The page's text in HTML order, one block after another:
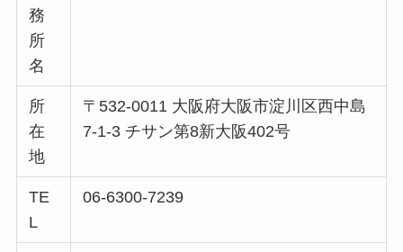
務
所
名
所
在
地
〒532-0011 大阪府大阪市淀川区西中島
7-1-3 チサン第8新大阪402号
TE
L
06-6300-7239